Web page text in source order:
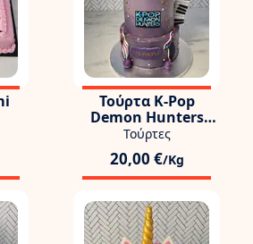
Τούρτα K-Pop
Demon Hunters
Huntrix Πιάνο
Τούρτες
20,00 €/Kg